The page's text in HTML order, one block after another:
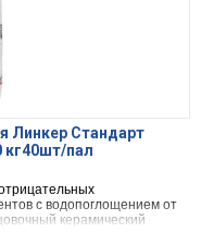
Линкер Стандарт
кг40шт/пал
с водопоглощением от
керамический